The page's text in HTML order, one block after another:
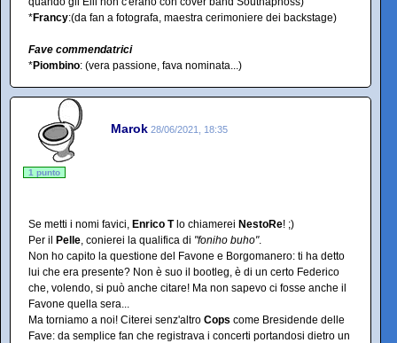
*Francy:(da fan a fotografa, maestra cerimoniere dei backstage)
Fave commendatrici
*Piombino: (vera passione, fava nominata...)
Marok 28/06/2021, 18:35
1 punto
Se metti i nomi favici, Enrico Tlo chiamerei NestoRe! ;)
Per il
Pelle, conierei la qualifica di "foniho buho".
Non ho capito la questione del Favone e Borgomanero: ti ha detto
lui che era presente? Non è suo il bootleg, è di un certo Federico
che, volendo, si può anche citare! Ma non sapevo ci fosse anche il
Favone quella sera...
Ma torniamo a noi! Citerei senz'altro Cops come Bresidende delle
Fave: da semplice fan che registrava i concerti portandosi dietro un